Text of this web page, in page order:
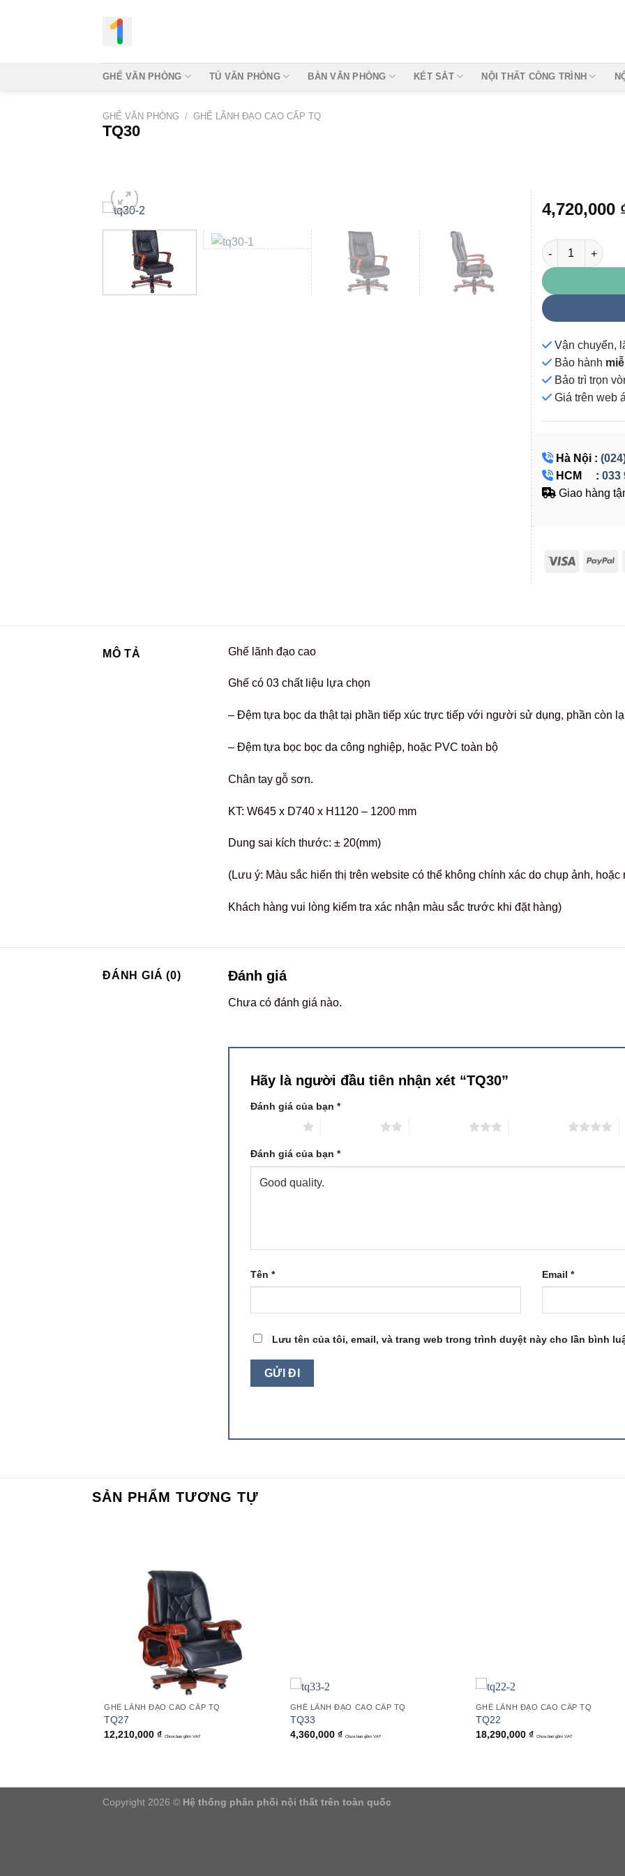
GHẾ VĂN PHÒNG TỦ VĂN PHÒNG BÀN VĂN PHÒNG KÉT SẮT NỘI THẤT CÔNG TRÌNH
GHẾ VĂN PHÒNG / GHẾ LÃNH ĐẠO CAO CẤP TQ
TQ30
Add to
wishlist
4,720,000
TQ30 số lượng
Vận chuyển,
Bảo hành
Bảo trì trọn
Giá trên web
Hà Nội :
HCM : 033
Giao hàng
MÔ TẢ Ghế lãnh đạo cao
Ghế có 03 chất liệu lựa chọn
– Đệm tựa bọc da thật tại phần tiếp xúc trực tiếp với người sử dụng, phần còn
– Đệm tựa bọc bọc da công nghiệp, hoặc PVC toàn bộ
Chân tay gỗ sơn.
KT: W645 x D740 x H1120 – 1200 mm
Dung sai kích thước: ± 20(mm)
(Lưu ý: Màu sắc hiển thị trên website có thể không chính xác do chụp ảnh, hoặc
Khách hàng vui lòng kiểm tra xác nhận màu sắc trước khi đặt hàng)
ĐÁNH GIÁ (0) Đánh giá
Chưa có đánh giá nào.
Hãy là người đầu tiên nhận xét “TQ30”
Đánh giá của bạn *
Đánh giá của bạn *
Tên * Email *
Lưu tên của tôi, email, và trang web trong trình duyệt này cho lần bình
SẢN PHẨM TƯƠNG TỰ
GHẾ LÃNH ĐẠO CAO CẤP TQ
TQ27
12,210,000₫ Chưa bao gồm VAT
GHẾ LÃNH ĐẠO CAO CẤP TQ
TQ33
4,360,000 ₫ Chưa bao gồm VAT
GHẾ LÃNH ĐẠO CAO CẤP TQ
TQ22
18,290,000 ₫ Chưa bao gồm VAT
Copyright 2026 © Hệ thống phân phối nội thất trên toàn quốc